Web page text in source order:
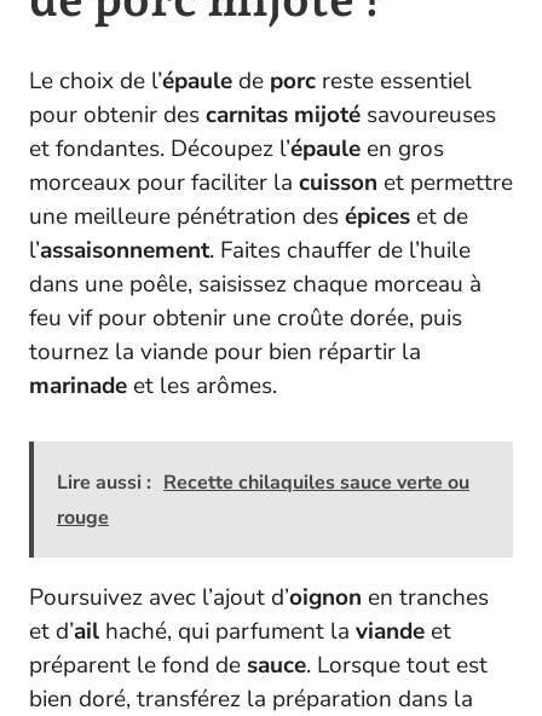
Le choix de l’épaule de porc reste essentiel
pour obtenir descarnitas mijoté savoureuses
et fondantes. Découpez l’épaule en gros
morceaux pour faciliter la cuisson et permettre
une meilleure pénétration desépices et de
l’assaisonnement. Faites chauffer de l’huile
dans une poêle, saisissez chaque morceau à
feu vif pour obtenir une croûte dorée, puis
tournez la viande pour bien répartir la
marinade et les arômes.
Lire aussi : Recette chilaquiles sauce verte ou
rouge
Poursuivez avec l’ajout d’oignon en tranches
et d’ail haché, qui parfument la viande et
préparent le fond de sauce. Lorsque tout est
bien doré, transférez la préparation dans la